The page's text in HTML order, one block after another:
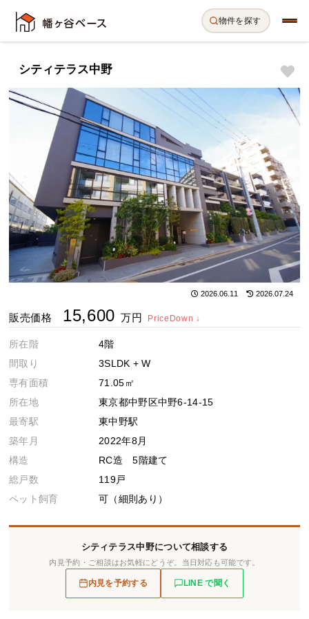
物件を探す
シティテラス中野
2026.06.11 2026.07.24
販売価格 15,600 万円 PriceDown ↓
所在階
4階
間取り
3SLDK + W
専有面積
71.05㎡
所在地
東京都中野区中野6-14-15
最寄駅
東中野駅
築年月
2022年8月
構造
RC造 5階建て
総戸数
119戸
ペット飼育
可（細則あり）
シティテラス中野について相談する
内見予約・ご相談はお気軽にどうぞ。当日対応も可能です。
内見を予約する LINE で聞く